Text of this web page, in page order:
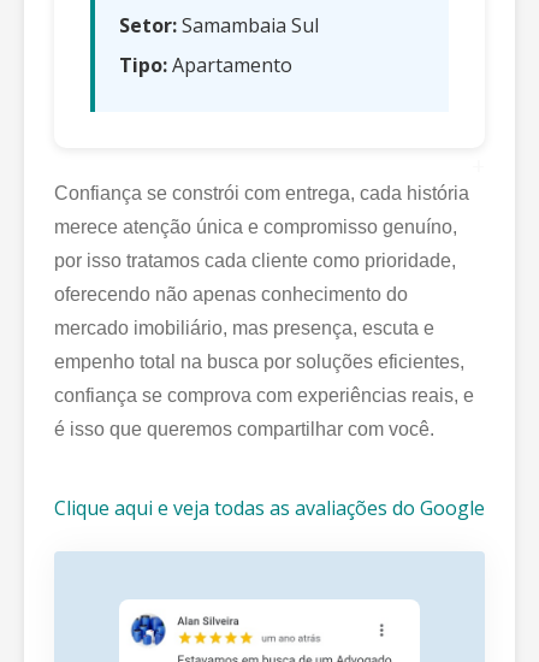
Setor:Samambaia Sul
Tipo:Apartamento
Confiança se constrói com entrega, cada história
merece atenção única e compromisso genuíno,
por isso tratamos cada cliente como prioridade,
oferecendo não apenas conhecimento do
mercado imobiliário, mas presença, escuta e
empenho total na busca por soluções eficientes,
confiança se comprova com experiências reais, e
é isso que queremos compartilhar com você.
Clique aqui e veja todas as avaliações do Google